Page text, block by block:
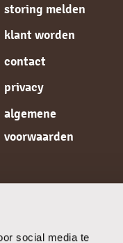
social media te
storing melden
klant worden
contact
privacy
algemene
voorwaarden